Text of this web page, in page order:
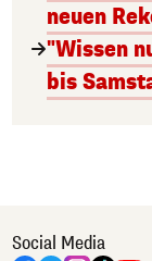
neuen
"Wissen
bis
Social Media